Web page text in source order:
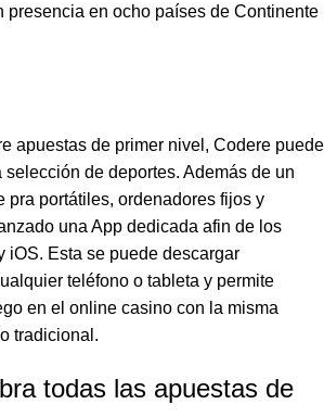
presencia en ocho países de Continente
apuestas de primer nivel, Codere puede
de deportes. Además de un
pra portátiles, ordenadores fijos y
una App dedicada afin de los
iOS. Esta se puede descargar
teléfono o tableta y permite
en el online casino con la misma
tradicional.
todas las apuestas de